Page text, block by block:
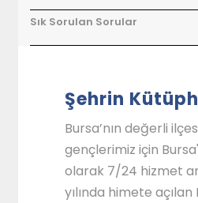
Sık Sorulan Sorular
Şehrin
Bursa’nın değerli ilçesi
gençlerimiz için
olarak 7/24 hizmet
yılında himete